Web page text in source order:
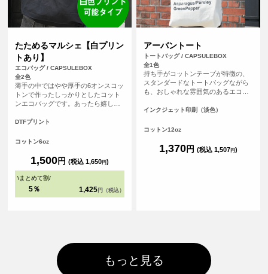
たためるマルシェ【白プリン
トあり】
エコバッグ / CAPSULEBOX
全2色
薄手の中ではやや厚手の6オンスコッ
トンで作ったしっかりとしたコット
ンエコバッグです。あったら嬉しい
ケットに入れればコンパクトにする
り、とてもしっかりとしたエコバッ
からフルカラープリントでオリジナ
ルエコバッグを作ることができま
す！（※弊社オリジナルバッグのた
DTFプリント
コットン6oz
1,500円 (税込 1,650円)
\まとめて割/
5％ 1,425 円（税込）
アーバントート
トートバッグ / CAPSULEBOX
全1色
持ち手がコットンテープが特徴の、
スタンダードなトートバッグながら
も、おしゃれな雰囲気のあるエコバ
余裕をもってかけることが可能で
で、普段のメインバッグとしても使
インクジェット印刷（淡色）
コットン12oz
1,370円 (税込 1,507円)
もっと見る